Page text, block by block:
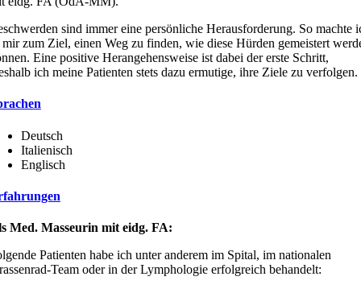
sind immer eine persönliche Herausforderung. So machte
mir zum Ziel, einen Weg zu finden, wie diese Hürden gemeistert
Eine positive Herangehensweise ist dabei der erste Schritt,
ich meine Patienten stets dazu ermutige, ihre Ziele zu verfolgen.
Deutsch
Italienisch
Englisch
Med. Masseurin mit eidg. FA:
Patienten habe ich unter anderem im Spital, im nationalen
Team oder in der Lymphologie erfolgreich behandelt: